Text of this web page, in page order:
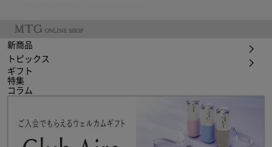
新商品
トピックス
ギフト
特集
コラム